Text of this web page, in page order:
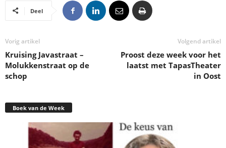
Deel
Vorig artikel
Kruising Javastraat –
Molukkenstraat op de
schop
Volgend artikel
Proost deze week voor het
laatst met TapasTheater
in Oost
Boek van de Week